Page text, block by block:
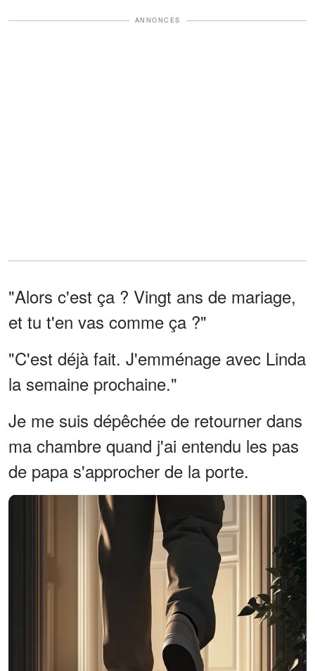
ANNONCES
"Alors c'est ça ? Vingt ans de mariage,
et tu t'en vas comme ça ?"
"C'est déjà fait. J'emménage avec Linda
la semaine prochaine."
Je me suis dépêchée de retourner dans
ma chambre quand j'ai entendu les pas
de papa s'approcher de la porte.